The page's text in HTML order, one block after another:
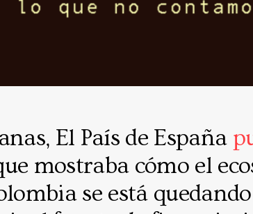
El País de España
mostraba cómo el
se está